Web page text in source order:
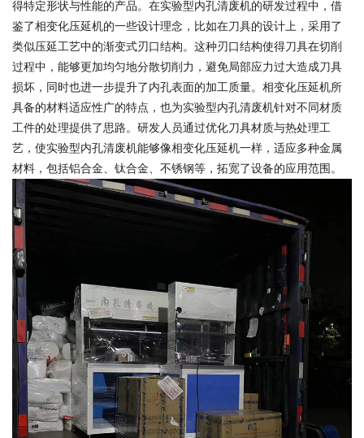
得特定形状与性能的产品。在实验型内孔清废机的研发过程中，借
鉴了相变化压延机的一些设计理念，比如在刀具的设计上，采用了
类似压延工艺中的渐变式刃口结构。这种刃口结构使得刀具在切削
过程中，能够更加均匀地分散切削力，避免局部应力过大造成刀具
损坏，同时也进一步提升了内孔表面的加工质量。相变化压延机所
具备的材料适应性广的特点，也为实验型内孔清废机针对不同材质
工件的处理提供了思路。研发人员通过优化刀具材质与热处理工
艺，使实验型内孔清废机能够像相变化压延机一样，适应多种金属
材料，包括铝合金、钛合金、不锈钢等，拓宽了设备的应用范围。